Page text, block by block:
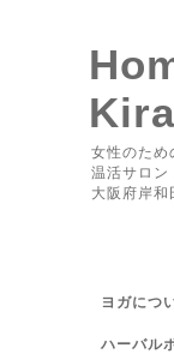
女性のため
温活サロン
大阪府岸和
ヨガにつ
ハーバル